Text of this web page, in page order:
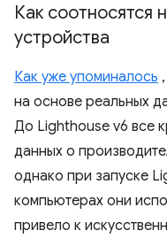
Как соотносятся
устройства
Как уже упоминалось
на основе реальных
До Lighthouse v6 все
данных о
однако при запуске
компьютерах они
привело к